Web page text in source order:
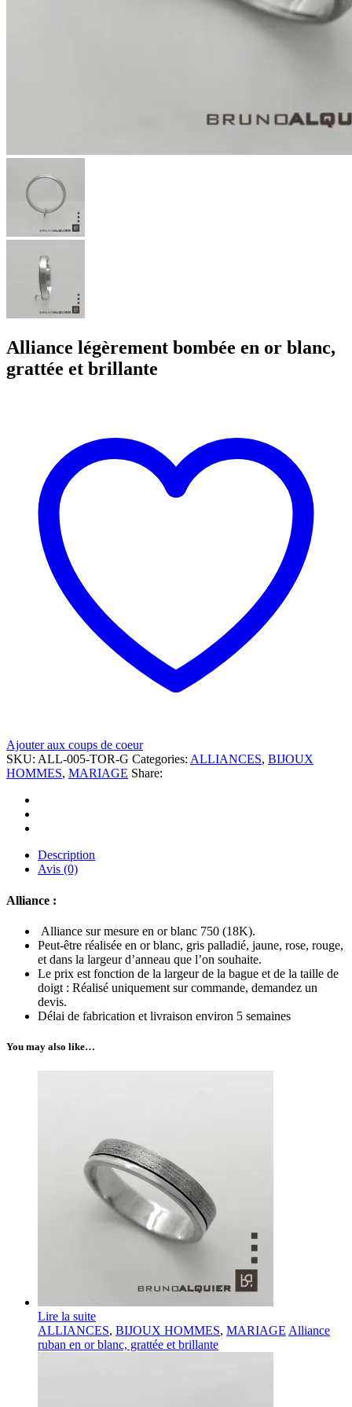
Alliance légèrement bombée en or blanc,
grattée et brillante
Ajouter aux coups de coeur
SKU: ALL-005-TOR-G Categories: ALLIANCES, BIJOUX
HOMMES, MARIAGE Share:
Description
Avis (0)
Alliance :
Alliance sur mesure en or blanc 750 (18K).
Peut-être réalisée en or blanc, gris palladié, jaune, rose, rouge,
et dans la largeur d’anneau que l’on souhaite.
Le prix est fonction de la largeur de la bague et de la taille de
doigt : Réalisé uniquement sur commande, demandez un
devis.
Délai de fabrication et livraison environ 5 semaines
You may also like…
Lire la suite
ALLIANCES, BIJOUX HOMMES, MARIAGE Alliance
ruban en or blanc, grattée et brillante